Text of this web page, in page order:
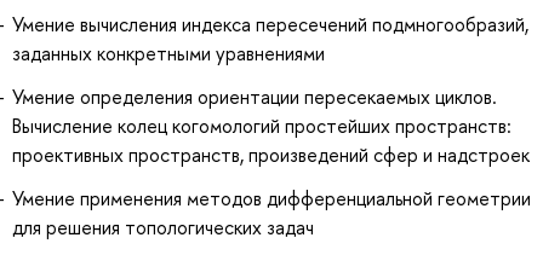
Умение вычисления индекса пересечений подмногообразий,
заданных конкретными уравнениями
Умение определения ориентации пересекаемых циклов.
Вычисление колец когомологий простейших пространств:
проективных пространств, произведений сфер и надстроек
Умение применения методов дифференциальной геометрии
для решения топологических задач